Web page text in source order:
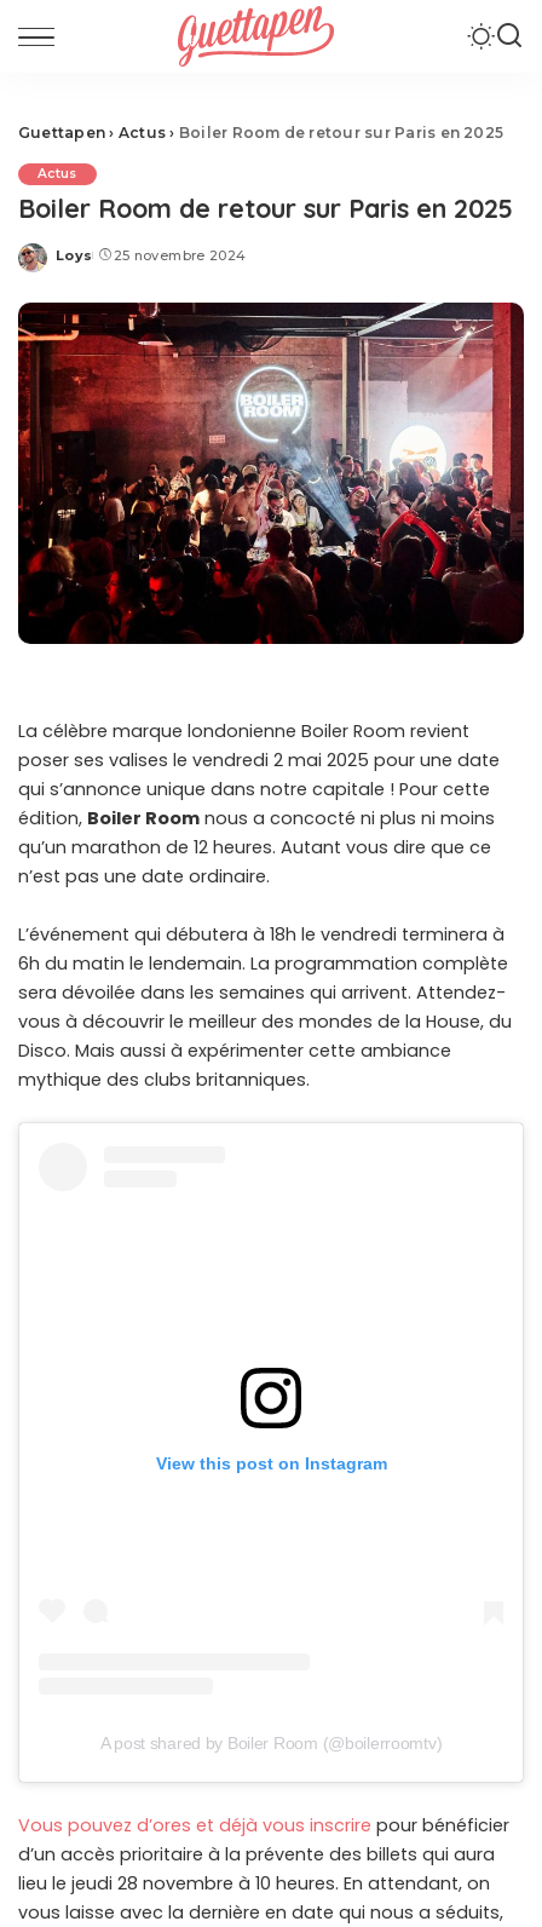
Guettapen › Actus › Boiler Room de retour sur Paris en 2025
Actus
Boiler Room de retour sur Paris en 2025
Posted
Loys 25 novembre 2024
La célèbre marque londonienne Boiler Room revient
poser ses valises le vendredi 2 mai 2025 pour une date
qui s’annonce unique dans notre capitale ! Pour cette
édition, Boiler Room nous a concocté ni plus ni moins
qu’un marathon de 12 heures. Autant vous dire que ce
n’est pas une date ordinaire.
L’événement qui débutera à 18h le vendredi terminera à
6h du matin le lendemain. La programmation complète
sera dévoilée dans les semaines qui arrivent. Attendez-
vous à découvrir le meilleur des mondes de la House, du
Disco. Mais aussi à expérimenter cette ambiance
mythique des clubs britanniques.
View this post on Instagram
A post shared by Boiler Room (@boilerroomtv)
Vous pouvez d’ores et déjà vous inscrire pour bénéficier
d’un accès prioritaire à la prévente des billets qui aura
lieu le jeudi 28 novembre à 10 heures. En attendant, on
vous laisse avec la dernière en date qui nous a séduits,